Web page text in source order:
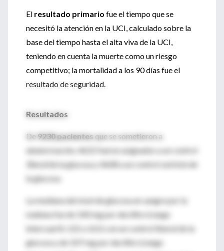
El resultado primario fue el tiempo que se
necesitó la atención en la UCI, calculado sobre la
base del tiempo hasta el alta viva de la UCI,
teniendo en cuenta la muerte como un riesgo
competitivo; la mortalidad a los 90 días fue el
resultado de seguridad.
Resultados
De 9230 pacientesque se sometieron a
aleatorización, 4622 fueron asignados a un control
liberalde la glucosa y 4608 a un control estrictode
la glucosa.
La mediana del nivel de glucosa en sangre por la
mañana fue de 140 mg por decilitro (rango
intercuartil, 122 a 161) con un control liberal de la
glucosa y de 107 mg por decilitro (rango